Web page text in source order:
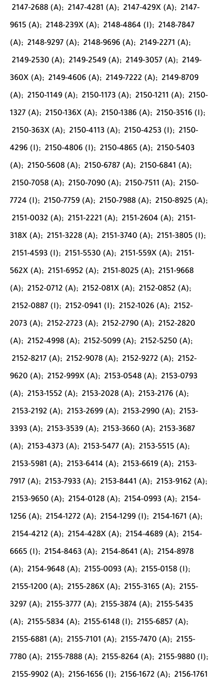
2147-2688 (A); 2147-4281 (A); 2147-429X (A); 2147-
9615 (A); 2148-239X (A); 2148-4864 (I); 2148-7847
(A); 2148-9297 (A); 2148-9696 (A); 2149-2271 (A);
2149-2530 (A); 2149-2549 (A); 2149-3057 (A); 2149-
360X (A); 2149-4606 (A); 2149-7222 (A); 2149-8709
(A); 2150-1149 (A); 2150-1173 (A); 2150-1211 (A); 2150-
1327 (A); 2150-136X (A); 2150-1386 (A); 2150-3516 (I);
2150-363X (A); 2150-4113 (A); 2150-4253 (I); 2150-
4296 (I); 2150-4806 (I); 2150-4865 (A); 2150-5403
(A); 2150-5608 (A); 2150-6787 (A); 2150-6841 (A);
2150-7058 (A); 2150-7090 (A); 2150-7511 (A); 2150-
7724 (I); 2150-7759 (A); 2150-7988 (A); 2150-8925 (A);
2151-0032 (A); 2151-2221 (A); 2151-2604 (A); 2151-
318X (A); 2151-3228 (A); 2151-3740 (A); 2151-3805 (I);
2151-4593 (I); 2151-5530 (A); 2151-559X (A); 2151-
562X (A); 2151-6952 (A); 2151-8025 (A); 2151-9668
(A); 2152-0712 (A); 2152-081X (A); 2152-0852 (A);
2152-0887 (I); 2152-0941 (I); 2152-1026 (A); 2152-
2073 (A); 2152-2723 (A); 2152-2790 (A); 2152-2820
(A); 2152-4998 (A); 2152-5099 (A); 2152-5250 (A);
2152-8217 (A); 2152-9078 (A); 2152-9272 (A); 2152-
9620 (A); 2152-999X (A); 2153-0548 (A); 2153-0793
(A); 2153-1552 (A); 2153-2028 (A); 2153-2176 (A);
2153-2192 (A); 2153-2699 (A); 2153-2990 (A); 2153-
3393 (A); 2153-3539 (A); 2153-3660 (A); 2153-3687
(A); 2153-4373 (A); 2153-5477 (A); 2153-5515 (A);
2153-5981 (A); 2153-6414 (A); 2153-6619 (A); 2153-
7917 (A); 2153-7933 (A); 2153-8441 (A); 2153-9162 (A);
2153-9650 (A); 2154-0128 (A); 2154-0993 (A); 2154-
1256 (A); 2154-1272 (A); 2154-1299 (I); 2154-1671 (A);
2154-4212 (A); 2154-428X (A); 2154-4689 (A); 2154-
6665 (I); 2154-8463 (A); 2154-8641 (A); 2154-8978
(A); 2154-9648 (A); 2155-0093 (A); 2155-0158 (I);
2155-1200 (A); 2155-286X (A); 2155-3165 (A); 2155-
3297 (A); 2155-3777 (A); 2155-3874 (A); 2155-5435
(A); 2155-5834 (A); 2155-6148 (I); 2155-6857 (A);
2155-6881 (A); 2155-7101 (A); 2155-7470 (A); 2155-
7780 (A); 2155-7888 (A); 2155-8264 (A); 2155-9880 (I);
2155-9902 (A); 2156-1656 (I); 2156-1672 (A); 2156-1761